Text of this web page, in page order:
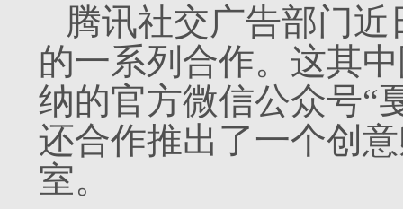
腾讯社交广告部门
的一系列合作。这其
纳的官方微信公众号“
还合作推出了一个创
室。